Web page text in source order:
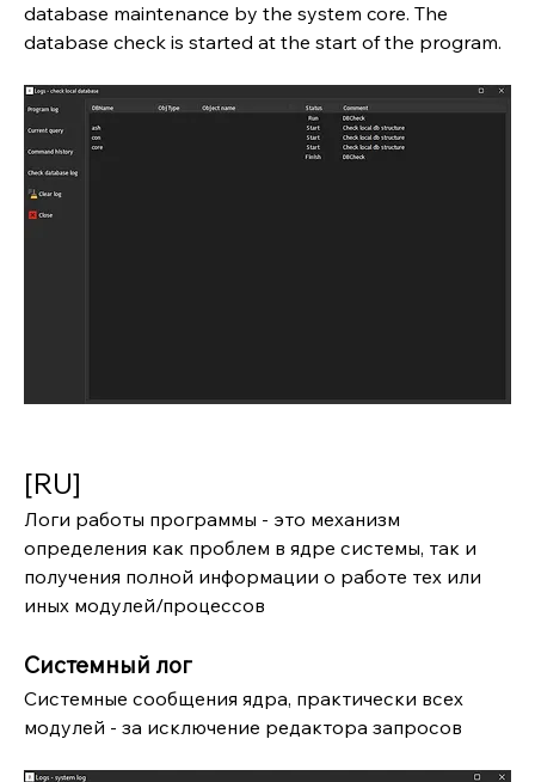
database maintenance by the system core. The
database check is started at the start of the program.
[RU]
Логи работы программы - это механизм
определения как проблем в ядре системы, так и
получения полной информации о работе тех или
иных модулей/процессов
Системный лог
Системные сообщения ядра, практически всех
модулей - за исключение редактора запросов